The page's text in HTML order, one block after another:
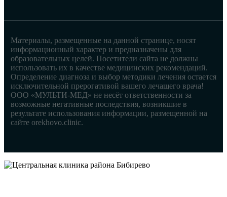
Материалы, размещенные на данной странице, носят
информационный характер и предназначены для
образовательных целей. Посетители сайта не должны
использовать их в качестве медицинских рекомендаций.
Определение диагноза и выбор методики лечения остается
исключительной прерогативой вашего лечащего врача!
ООО «МУЛЬТИ-МЕД» не несёт ответственности за
возможные негативные последствия, возникшие в
результате использования информации, размещенной на
сайте orekhovo.clinic.